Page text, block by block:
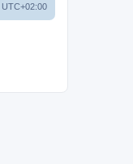
UTC+02:00